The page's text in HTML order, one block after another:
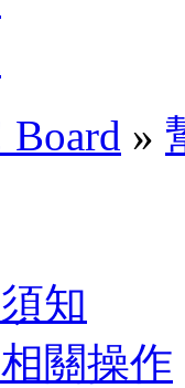
Board »
知
關操作